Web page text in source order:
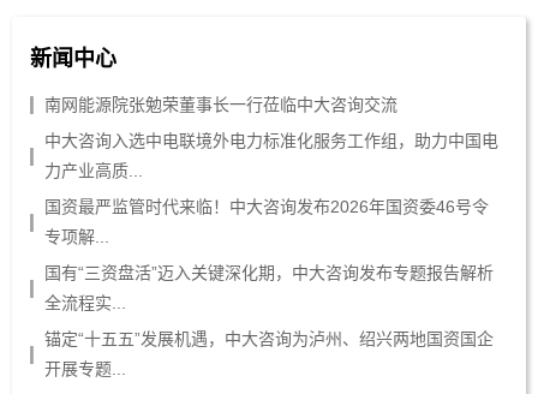
新闻中心
南网能源院张勉荣董事长一行莅临中大咨询交流
中大咨询入选中电联境外电力标准化服务工作组，助力中国电
力产业高质...
国资最严监管时代来临！中大咨询发布2026年国资委46号令
专项解...
国有“三资盘活”迈入关键深化期，中大咨询发布专题报告解析
全流程实...
锚定“十五五”发展机遇，中大咨询为泸州、绍兴两地国资国企
开展专题...